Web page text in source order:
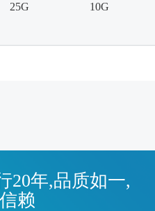
25G
10G
20年,品质如一,
赖